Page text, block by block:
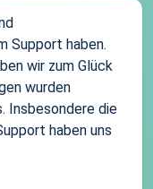
Support haben.
wir zum Glück
wurden
Insbesondere die
haben uns